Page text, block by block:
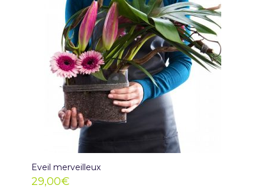
Eveil merveilleux
29,00€